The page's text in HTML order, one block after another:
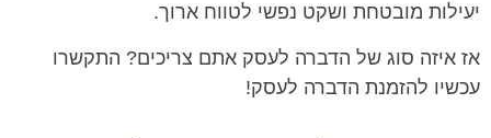
יעילות מובטחת ושקט נפשי לטווח ארוך.
אז איזה סוג של הדברה לעסק אתם צריכים? התקשרו
עכשיו להזמנת הדברה לעסק!